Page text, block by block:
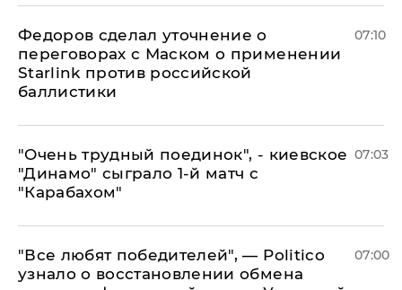
Федоров сделал уточнение о
переговорах с Маском о применении
Starlink против российской
баллистики
07:10
"Очень трудный поединок", - киевское
"Динамо" сыграло 1-й матч с
"Карабахом"
07:03
​"Все любят победителей", — Politico
узнало о восстановлении обмена
07:00